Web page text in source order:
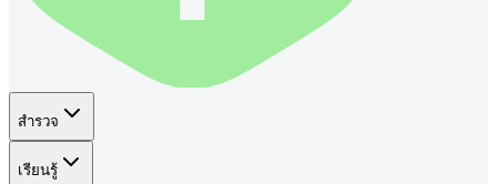
สำรวจ
เรียนรู้